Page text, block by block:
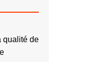
qualité de